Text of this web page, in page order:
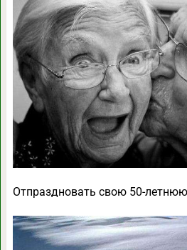
Отпраздновать свою 50-